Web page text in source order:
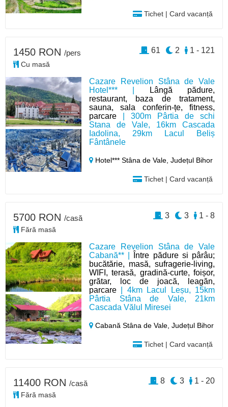
Tichet | Card vacanță
Cazare Revelion Stâna de Vale
Hotel*** |
Lângă pădure,
restaurant, baza de tratament,
sauna, sala conferin-țe, fitness,
parcare | 300m Pârtia de schi
Stana de Vale, 16km Cascada
Iadolina, 29km Lacul Beliș
Fântânele
Hotel*** Stâna de Vale,Județul Bihor
Tichet | Card vacanță
1450 RON /pers
Cu masă
1 - 121
2
61
Cazare Revelion Stâna de Vale
Cabană** |
Între pădure si pârâu;
bucătărie, masă, sufragerie-living,
WIFI, terasă, gradină-curte, foișor,
grătar, loc de joacă, leagăn,
parcare | 4km Lacul Leșu, 15km
Pârtia Stâna de Vale, 21km
Cascada Vălul Miresei
Cabană Stâna de Vale,Județul Bihor
Tichet | Card vacanță
5700 RON /casă
Fără masă
1 - 8
3
3
11400 RON /casă
Fără masă
1 - 20
3
8